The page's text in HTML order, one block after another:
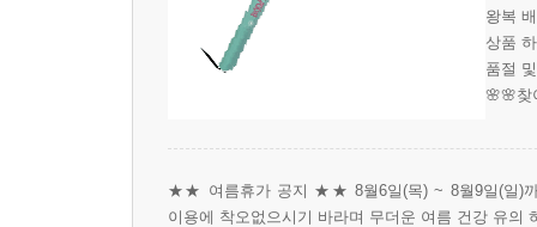
왕복
상품
품절
🌸🌸
★★ 여름휴가 공지 ★★ 8월6일(목) ~ 8월9일(일)까
이용에 착오없으시기 바라며 무더운 여름 건강 유의